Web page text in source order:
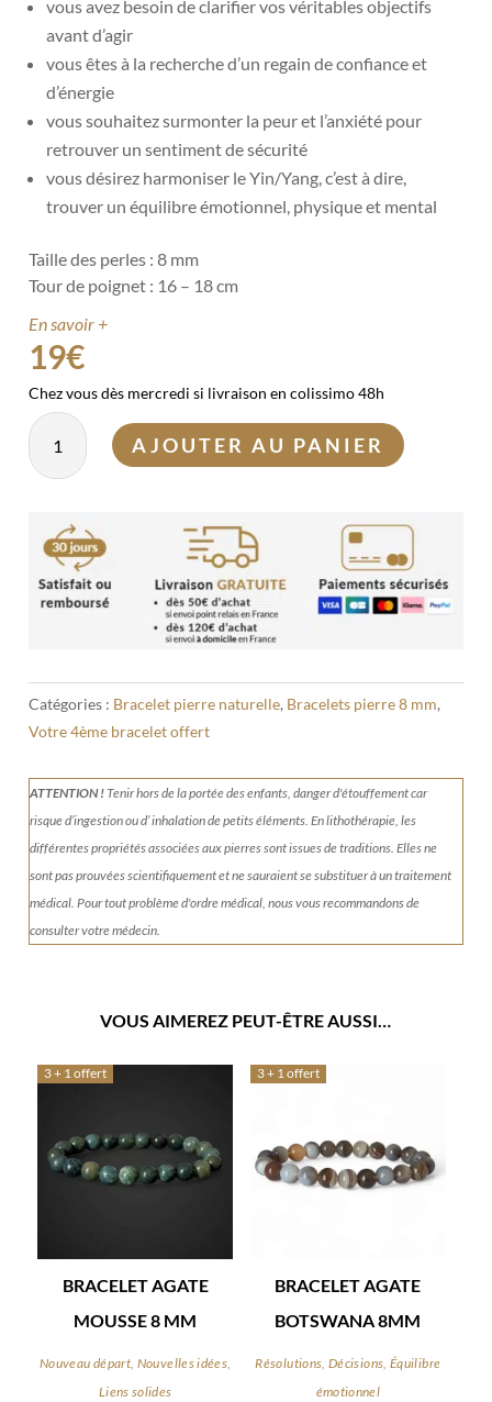
vous avez besoin de clarifier vos véritables objectifs
avant d’agir
vous êtes à la recherche d’un regain de confiance et
d’énergie
vous souhaitez surmonter la peur et l’anxiété pour
retrouver un sentiment de sécurité
vous désirez harmoniser le Yin/Yang, c’est à dire,
trouver un équilibre émotionnel, physique et mental
Taille des perles : 8 mm
Tour de poignet : 16 – 18 cm
En savoir +
19€
Chez vous dès mercredi si livraison en colissimo 48h
quantité
Bracelet
plume
mm
AJOUTER AU PANIER
Catégories : Bracelet pierre naturelle, Bracelets pierre 8 mm,
Votre 4ème bracelet offert
ATTENTION !Tenirhors de la portée des enfants, danger d'étouffement car
risque d’ingestion ou d’ inhalation de petits éléments.En lithothérapie, les
différentes propriétés associées aux pierres sont issues de traditions. Elles ne
sont pas prouvées scientifiquement et ne sauraient se substituer à un traitement
médical. Pour tout problème d'ordre médical, nous vous recommandons de
consulter votre médecin.
VOUS AIMEREZ PEUT-ÊTRE AUSSI…
3 + 1 offert
BRACELET AGATE
MOUSSE 8 MM
Nouveau départ, Nouvelles idées,
Liens solides
3 + 1 offert
BRACELET AGATE
BOTSWANA 8MM
Résolutions, Décisions, Équilibre
émotionnel